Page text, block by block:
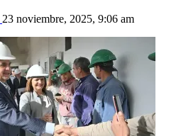
23 noviembre, 2025, 9:06 am